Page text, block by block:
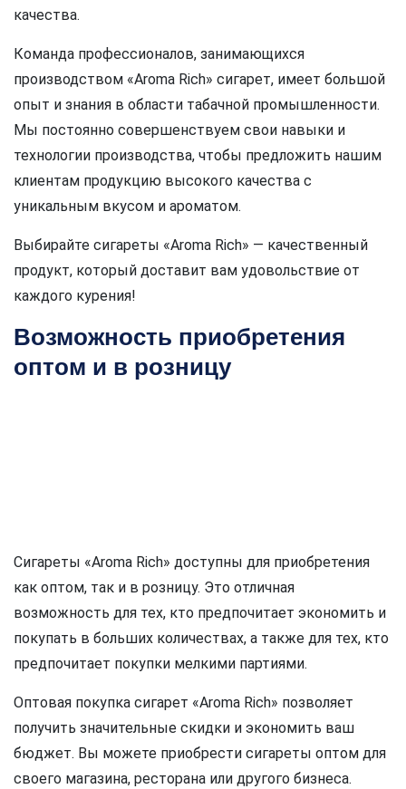
качества.
Команда профессионалов, занимающихся
производством «Aroma Rich» сигарет, имеет большой
опыт и знания в области табачной промышленности.
Мы постоянно совершенствуем свои навыки и
технологии производства, чтобы предложить нашим
клиентам продукцию высокого качества с
уникальным вкусом и ароматом.
Выбирайте сигареты «Aroma Rich» — качественный
продукт, который доставит вам удовольствие от
каждого курения!
Возможность приобретения
оптом и в розницу
Сигареты «Aroma Rich» доступны для приобретения
как оптом, так и в розницу. Это отличная
возможность для тех, кто предпочитает экономить и
покупать в больших количествах, а также для тех, кто
предпочитает покупки мелкими партиями.
Оптовая покупка сигарет «Aroma Rich» позволяет
получить значительные скидки и экономить ваш
бюджет. Вы можете приобрести сигареты оптом для
своего магазина, ресторана или другого бизнеса.